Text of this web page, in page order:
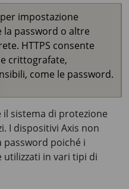
impostazione
password o altre
HTTPS consente
crittografate,
come le password.
il sistema di protezione
I dispositivi Axis non
poiché i
in vari tipi di